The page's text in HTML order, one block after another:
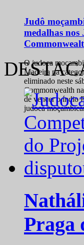
Judô
medalhas nos
O judoca
Madeira na
eliminado neste
Commonwealth
de vencer o índio
judoca
Praga